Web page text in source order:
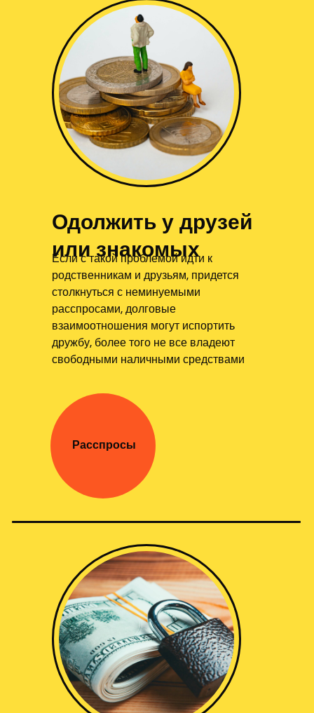
Расспросы
Если с такой проблемой идти к
родственникам и друзьям, придется
столкнуться с неминуемыми
расспросами, долговые
взаимоотношения могут испортить
дружбу, более того не все владеют
свободными наличными средствами
Одолжить у друзей
или знакомых